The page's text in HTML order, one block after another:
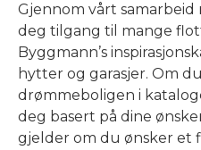
Gjennom vårt
deg tilgang til mange
Byggmann’s
hytter og garasjer. Om
drømmeboligen i
deg basert på dine
gjelder om du ønsker et